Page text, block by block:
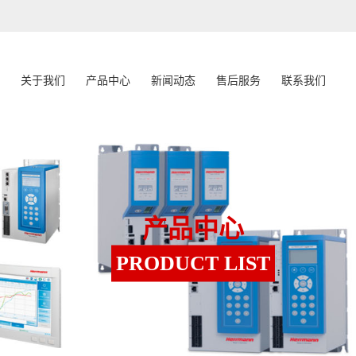
关于我们 产品中心 新闻动态 售后服务 联系我们
产品中心
PRODUCT LIST